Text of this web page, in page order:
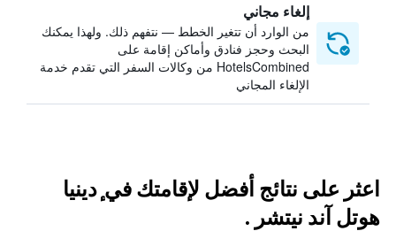
إلغاء مجاني
من الوارد أن تتغير الخطط — نتفهم ذلك. ولهذا يمكنك
البحث وحجز فنادق وأماكن إقامة على
HotelsCombined من وكالات السفر التي تقدم خدمة
الإلغاء المجاني
اعثر على نتائج أفضل لإقامتك في ٕدينيا
هوتل آند نيتشر .